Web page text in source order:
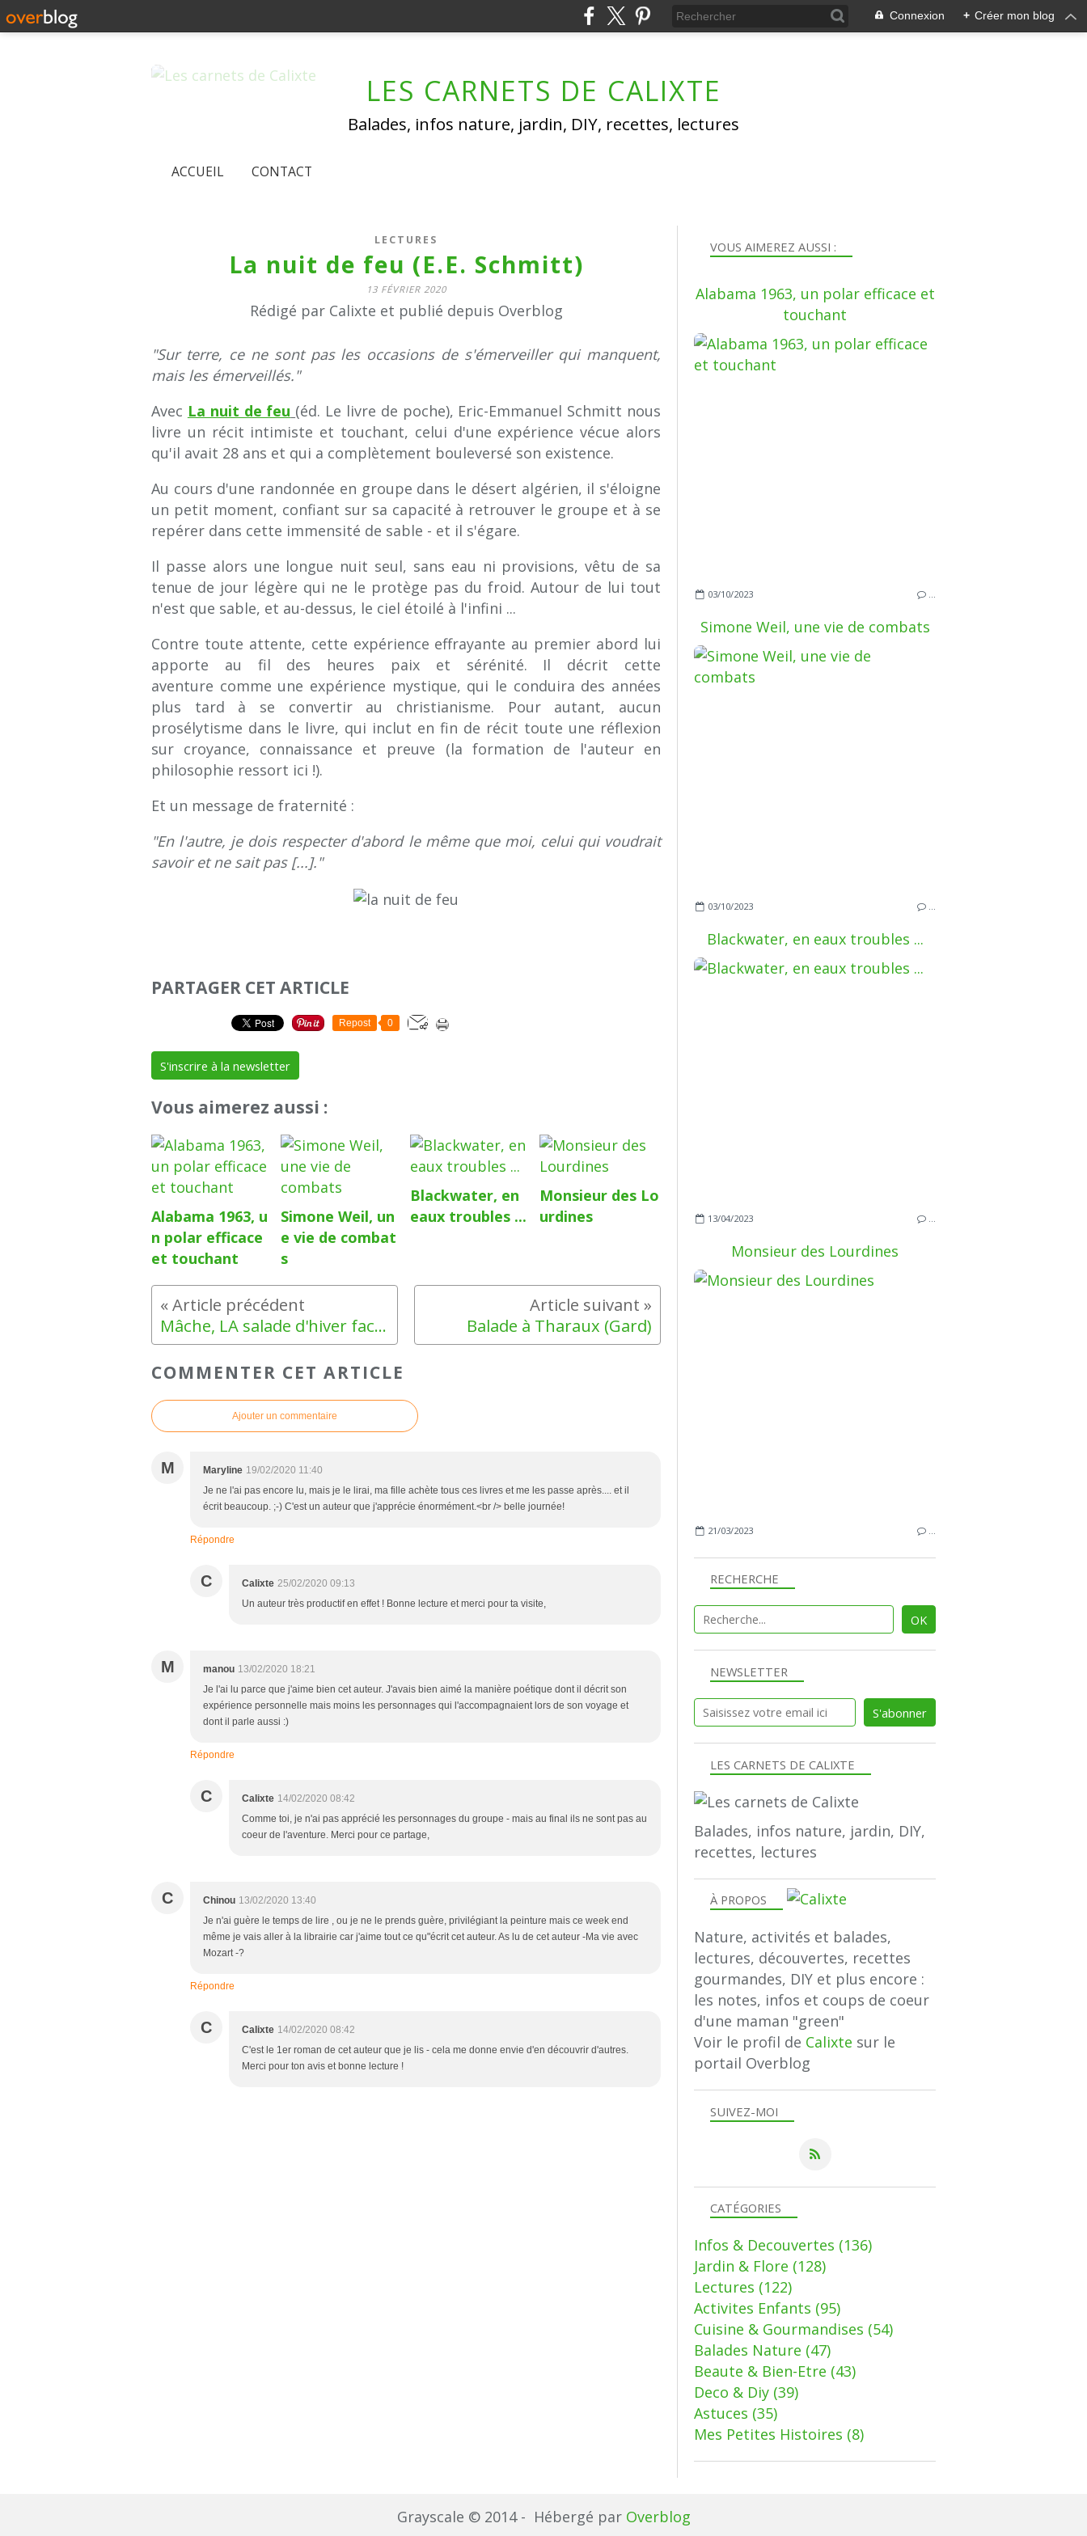
Connexion + Créer mon blog
LES CARNETS DE CALIXTE
Balades, infos nature, jardin, DIY, recettes, lectures
ACCUEIL CONTACT
LECTURES
La nuit de feu (E.E. Schmitt)
13 FÉVRIER 2020
Rédigé par Calixte et publié depuis Overblog
"Sur terre, ce ne sont pas les occasions de s'émerveiller qui manquent,
mais les émerveillés."
Avec La nuit de feu (éd. Le livre de poche), Eric-Emmanuel Schmitt nous
livre un récit intimiste et touchant, celui d'une expérience vécue alors
qu'il avait 28 ans et qui a complètement bouleversé son existence.
Au cours d'une randonnée en groupe dans le désert algérien, il s'éloigne
un petit moment, confiant sur sa capacité à retrouver le groupe et à se
repérer dans cette immensité de sable - et il s'égare.
Il passe alors une longue nuit seul, sans eau ni provisions, vêtu de sa
tenue de jour légère qui ne le protège pas du froid. Autour de lui tout
n'est que sable, et au-dessus, le ciel étoilé à l'infini ...
Contre toute attente, cette expérience effrayante au premier abord lui
apporte au fil des heures paix et sérénité. Il décrit cette
aventure comme une expérience mystique, qui le conduira des années
plus tard à se convertir au christianisme. Pour autant, aucun
prosélytisme dans le livre, qui inclut en fin de récit toute une réflexion
sur croyance, connaissance et preuve (la formation de l'auteur en
philosophie ressort ici !).
Et un message de fraternité :
"En l'autre, je dois respecter d'abord le même que moi, celui qui voudrait
savoir et ne sait pas [...]."
PARTAGER CET ARTICLE
Repost 0
S'inscrire à la newsletter
Vous aimerez aussi :
Alabama 1963, u
n polar efficace
et touchant
Simone Weil, un
e vie de combat
s
Blackwater, en
eaux troubles ...
Monsieur des Lo
urdines
Mâche, LA salade d'hiver facile à vivre ! Balade à Tharaux (Gard)
COMMENTER CET ARTICLE
Ajouter un commentaire
M Maryline 19/02/2020 11:40
Je ne l'ai pas encore lu, mais je le lirai, ma fille achète tous ces livres et me les passe après.... et il
écrit beaucoup. ;-) C'est un auteur que j'apprécie énormément.<br /> belle journée!
Répondre
C Calixte 25/02/2020 09:13
Un auteur très productif en effet ! Bonne lecture et merci pour ta visite,
M manou 13/02/2020 18:21
Je l'ai lu parce que j'aime bien cet auteur. J'avais bien aimé la manière poétique dont il décrit son
expérience personnelle mais moins les personnages qui l'accompagnaient lors de son voyage et
dont il parle aussi :)
Répondre
C Calixte 14/02/2020 08:42
Comme toi, je n'ai pas apprécié les personnages du groupe - mais au final ils ne sont pas au
coeur de l'aventure. Merci pour ce partage,
C Chinou 13/02/2020 13:40
Je n'ai guère le temps de lire , ou je ne le prends guère, privilégiant la peinture mais ce week end
même je vais aller à la librairie car j'aime tout ce qu"écrit cet auteur. As lu de cet auteur -Ma vie avec
Mozart -?
Répondre
C Calixte 14/02/2020 08:42
C'est le 1er roman de cet auteur que je lis - cela me donne envie d'en découvrir d'autres.
Merci pour ton avis et bonne lecture !
NEWSLETTER
SUIVEZ-MOI
RECHERCHE
LES CARNETS DE CALIXTE
Balades, infos nature, jardin, DIY,
recettes, lectures
À PROPOS
Nature, activités et balades,
lectures, découvertes, recettes
gourmandes, DIY et plus encore :
les notes, infos et coups de coeur
d'une maman "green"
Voir le profil de Calixte sur le
portail Overblog
VOUS AIMEREZ AUSSI :
Alabama 1963, un polar efficace et
touchant
03/10/2023
Simone Weil, une vie de combats
03/10/2023
Blackwater, en eaux troubles ...
13/04/2023
Monsieur des Lourdines
21/03/2023
CATÉGORIES
Infos & Decouvertes (136)
Jardin & Flore (128)
Lectures (122)
Activites Enfants (95)
Cuisine & Gourmandises (54)
Balades Nature (47)
Beaute & Bien-Etre (43)
Deco & Diy (39)
Astuces (35)
Mes Petites Histoires (8)
Grayscale © 2014 - Hébergé par Overblog